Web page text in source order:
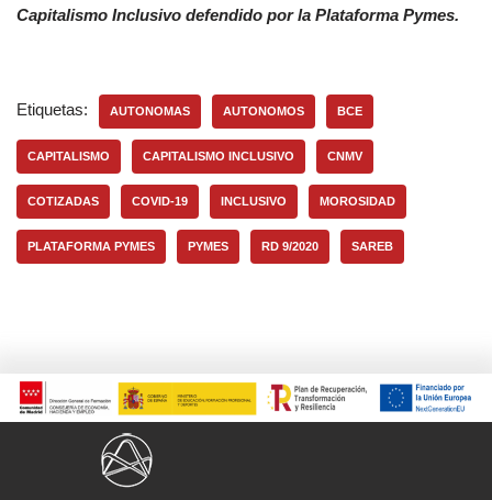
Capitalismo Inclusivo defendido por la Plataforma Pymes.
Etiquetas: AUTONOMAS AUTONOMOS BCE
CAPITALISMO CAPITALISMO INCLUSIVO CNMV
COTIZADAS COVID-19 INCLUSIVO MOROSIDAD
PLATAFORMA PYMES PYMES RD 9/2020 SAREB